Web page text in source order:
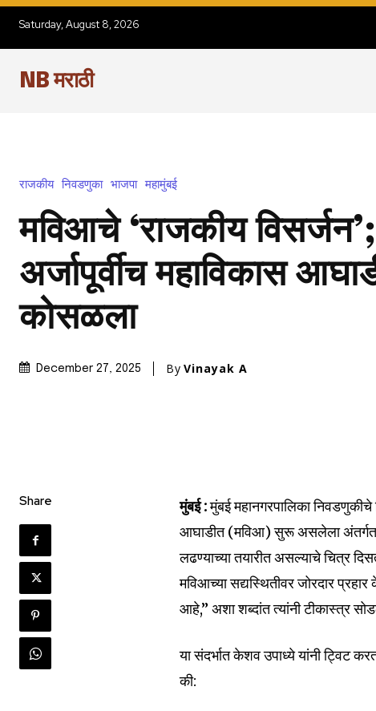
Join our
SUBSCRIBERS
Saturday, August 8, 2026
NB मराठी
राजकीय निवडणुका भाजपा महामुंबई
मविआचे ‘राजकीय
अर्जापूर्वीच महाविकास
कोसळला
December 27, 2025 By Vinayak A
Share मुंबई :मुंबई महानगरपालिका
आघाडीत (मविआ) सुरू असलेला
लढण्याच्या तयारीत असल्याचे चित्र
मविआच्या सद्यस्थितीवर जोरदार
आहे,” अशा शब्दांत त्यांनी टीकास्त्र
या संदर्भात केशव उपाध्ये यांनी ट्विट
की: